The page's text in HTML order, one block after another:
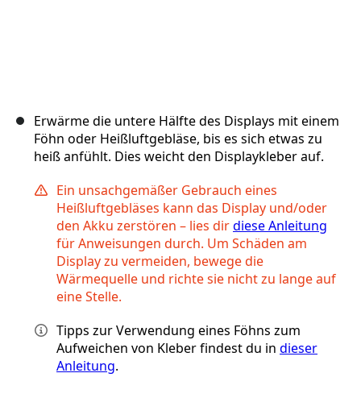
Erwärme die untere Hälfte des Displays mit einem
Föhn oder Heißluftgebläse, bis es sich etwas zu
heiß anfühlt. Dies weicht den Displaykleber auf.
Ein unsachgemäßer Gebrauch eines
Heißluftgebläses kann das Display und/oder
den Akku zerstören – lies dirdiese Anleitung
für Anweisungen durch. Um Schäden am
Display zu vermeiden, bewege die
Wärmequelle und richte sie nicht zu lange auf
eine Stelle.
Tipps zur Verwendung eines Föhns zum
Aufweichen von Kleber findest du in dieser
Anleitung.